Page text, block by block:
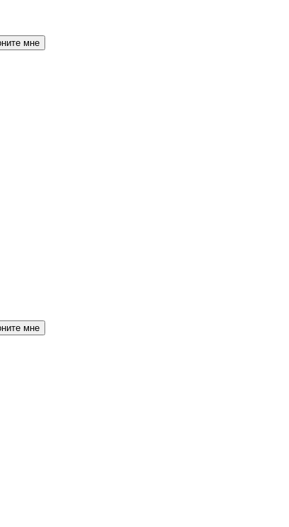
мне
мне